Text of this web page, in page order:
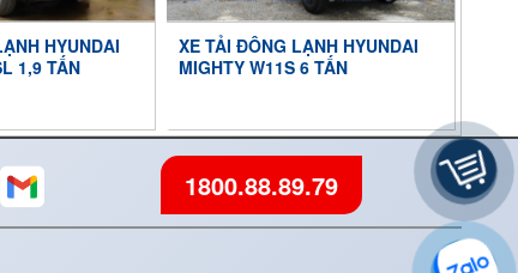
HYUNDAI
1,9 TẤN
XE TẢI ĐÔNG LẠNH HYUNDAI
MIGHTY W11S 6 TẤN
1800.88.89.79